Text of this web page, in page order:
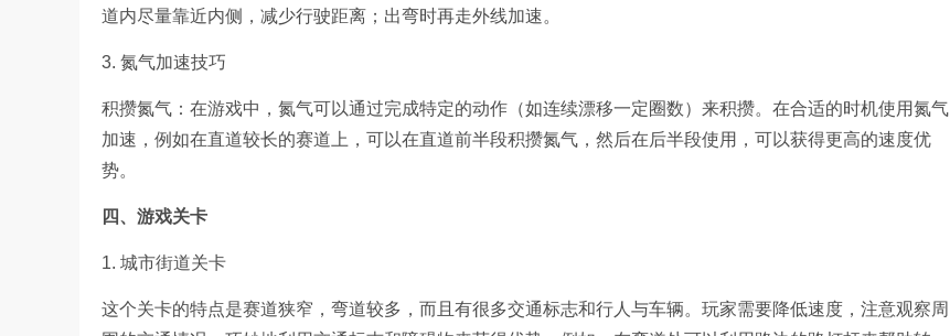
道内尽量靠近内侧，减少行驶距离；出弯时再走外线加速。
3. 氮气加速技巧
积攒氮气：在游戏中，氮气可以通过完成特定的动作（如连续漂移一定圈数）来积攒。在合适的时机使用氮气
加速，例如在直道较长的赛道上，可以在直道前半段积攒氮气，然后在后半段使用，可以获得更高的速度优
势。
四、游戏关卡
1. 城市街道关卡
这个关卡的特点是赛道狭窄，弯道较多，而且有很多交通标志和行人与车辆。玩家需要降低速度，注意观察周